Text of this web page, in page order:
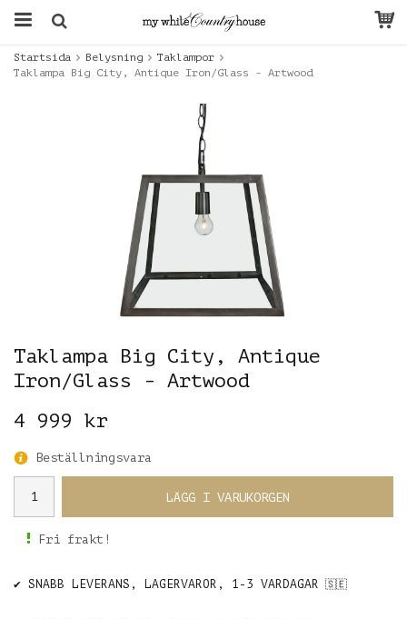
Startsida Belysning
Taklampor
Taklampa Big City, Antique Iron/Glass - Artwood
Taklampa Big City, Antique
Iron/Glass - Artwood
4 999 kr
Beställningsvara
LÄGG I VARUKORGEN
Fri frakt!
✔️ SNABB LEVERANS, LAGERVAROR, 1-3 VARDAGAR 🇸🇪